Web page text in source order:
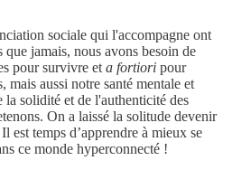
sociale qui l'accompagne ont
jamais, nous avons besoin de
pour survivre et a fortiori pour
mais aussi notre santé mentale et
la solidité et de l'authenticité des
On a laissé la solitude devenir
est temps d’apprendre à mieux se
ce monde hyperconnecté !